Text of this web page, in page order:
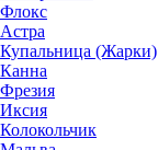
Флокс
Астра
Купальница (Жарки)
Канна
Фрезия
Иксия
Колокольчик